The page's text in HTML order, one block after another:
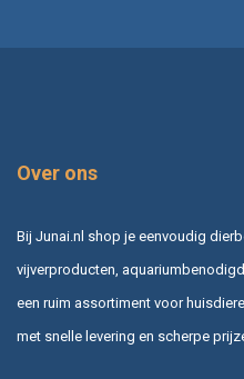
Over ons
Bij Junai.nl shop je eenvoudig
vijverproducten,
een ruim assortiment voor
met snelle levering en scherpe